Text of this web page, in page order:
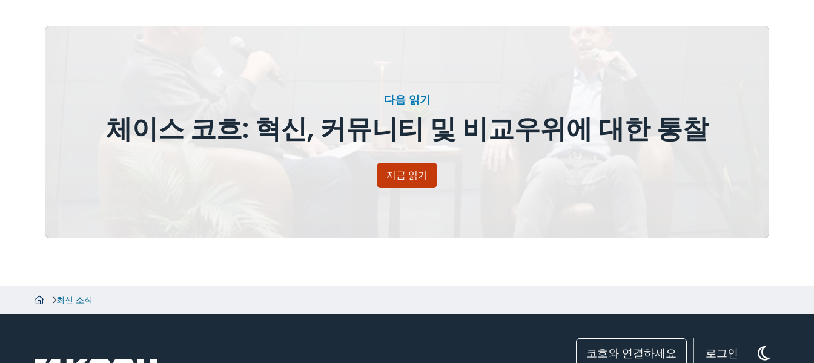
다음 읽기
체이스 코흐: 혁신, 커뮤니티 및 비교우위에 대한 통찰
지금 읽기
최신 소식
코흐와 연결하세요 로그인